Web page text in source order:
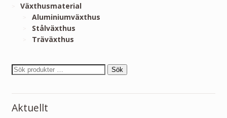
Växthusmaterial
Aluminiumväxthus
Stålväxthus
Träväxthus
Sök
Aktuellt